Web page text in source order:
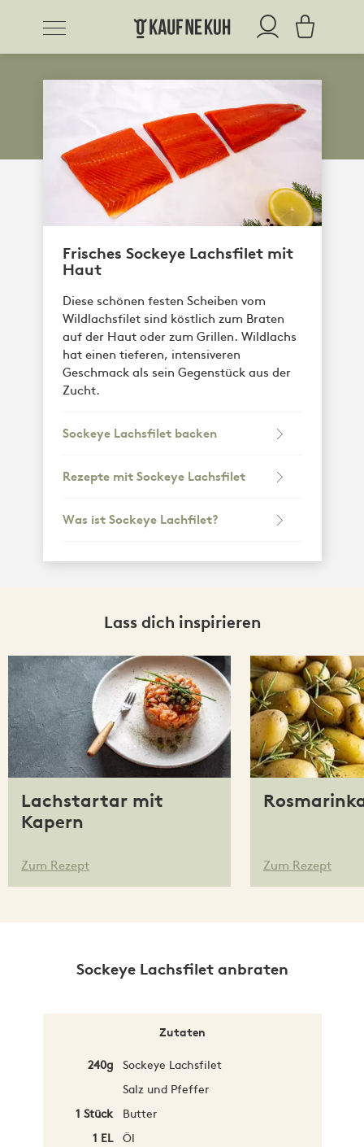
Frisches Sockeye Lachsfilet mit
Haut
Diese schönen festen Scheiben vom
Wildlachsfilet sind köstlich zum Braten
auf der Haut oder zum Grillen. Wildlachs
hat einen tieferen, intensiveren
Geschmack als sein Gegenstück aus der
Zucht.
Sockeye Lachsfilet backen
Rezepte mit Sockeye Lachsfilet
Was ist Sockeye Lachfilet?
Lass dich inspirieren
Lachstartar mit
Kapern
Zum Rezept Zum Rezept
Sockeye Lachsfilet anbraten
Zutaten
240g
Sockeye Lachsfilet
Salz und Pfeffer
1 Stück
Butter
1 EL
Öl